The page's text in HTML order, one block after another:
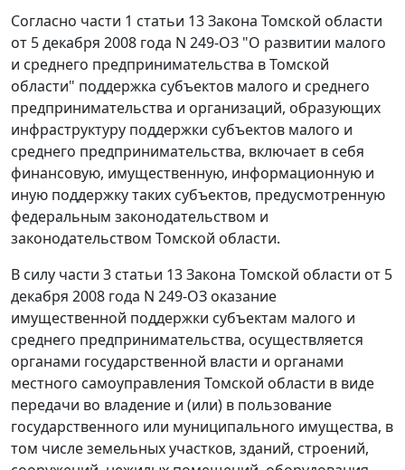
Согласно части 1 статьи 13Закона Томской области
от 5 декабря 2008 года N 249-ОЗ "О развитии малого
и среднего предпринимательства в Томской
области" поддержка субъектов малого и среднего
предпринимательства и организаций, образующих
инфраструктуру поддержки субъектов малого и
среднего предпринимательства, включает в себя
финансовую, имущественную, информационную и
иную поддержку таких субъектов, предусмотренную
федеральным законодательством и
законодательством Томской области.
В силу части 3 статьи 13Закона Томской области от 5
декабря 2008 года N 249-ОЗ оказание
имущественной поддержки субъектам малого и
среднего предпринимательства, осуществляется
органами государственной власти и органами
местного самоуправления Томской области в виде
передачи во владение и (или) в пользование
государственного или муниципального имущества, в
том числе земельных участков, зданий, строений,